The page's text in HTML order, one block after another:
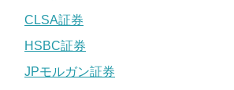
CLSA証券
HSBC証券
JPモルガン証券